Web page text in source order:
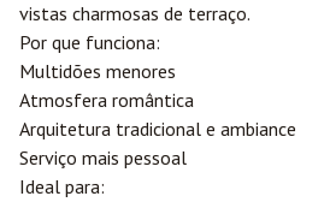
vistas charmosas de terraço.
Por que funciona:
Multidões menores
Atmosfera romântica
Arquitetura tradicional e ambiance
Serviço mais pessoal
Ideal para: